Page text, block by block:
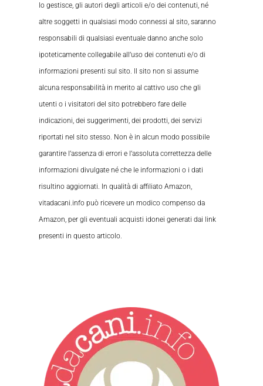
lo gestisce, gli autori degli articoli e/o dei contenuti, né
altre soggetti in qualsiasi modo connessi al sito, saranno
responsabili di qualsiasi eventuale danno anche solo
ipoteticamente collegabile all’uso dei contenuti e/o di
informazioni presenti sul sito. Il sito non si assume
alcuna responsabilità in merito al cattivo uso che gli
utenti o i visitatori del sito potrebbero fare delle
indicazioni, dei suggerimenti, dei prodotti, dei servizi
riportati nel sito stesso. Non è in alcun modo possibile
garantire l’assenza di errori e l’assoluta correttezza delle
informazioni divulgate né che le informazioni o i dati
risultino aggiornati. In qualità di affiliato Amazon,
vitadacani.info può ricevere un modico compenso da
Amazon, per gli eventuali acquisti idonei generati dai link
presenti in questo articolo.